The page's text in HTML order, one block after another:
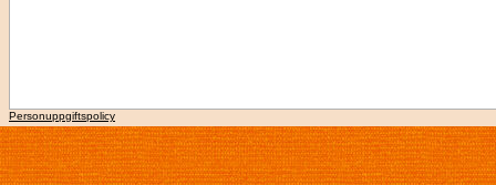
Personuppgiftspolicy